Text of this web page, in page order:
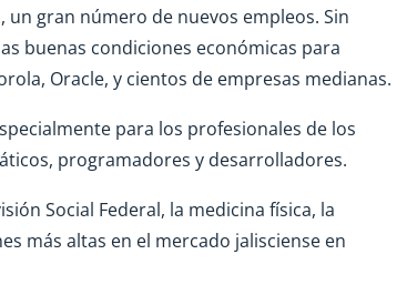
gran número de nuevos empleos. Sin
buenas condiciones económicas para
Oracle, y cientos de empresas medianas.
para los profesionales de los
programadores y desarrolladores.
Social Federal, la medicina física, la
más altas en el mercado jalisciense en